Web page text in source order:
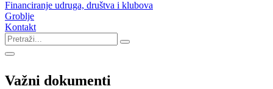
Financiranje udruga, društva i klubova
Groblje
Kontakt
Važni dokumenti